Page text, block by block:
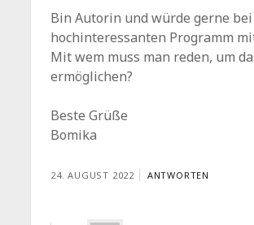
Bin Autorin und würde gerne bei
hochinteressanten Programm
Mit wem muss man reden, um
ermöglichen?
Beste Grüße
Bomika
24. AUGUST 2022 ANTWORTEN